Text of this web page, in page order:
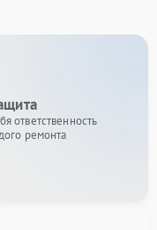
ответственность
ремонта